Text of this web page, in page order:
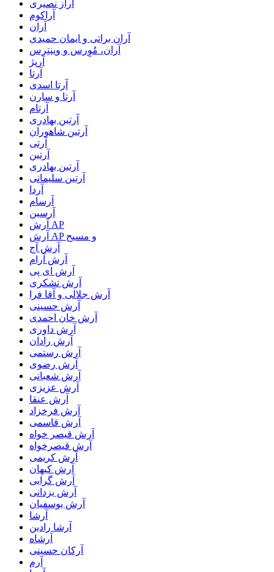
آراز نصیری
آراکوم
آران
آران براتی و ایمان حمیدی
آران، مُوِرس و وینتِرس
آرپژ
آرتا
آرتا اسدی
آرتا و سارن
آرتام
آرتبن بهادری
آرتين شاهوران
آرتی
آرتین
آرتین بهادری
آرتین سلیمانی
آردا
آرسام
آرسین
آرش AP
آرش AP و مسیح
آرش آج
آرش آرام
آرش ای پی
آرش تشکری
آرش جلالی و آقا فرا
آرش حسینی
آرش خان احمدی
آرش داوری
آرش رادان
آرش رستمى
آرش رضوی
آرش شعبانی
آرش عزیزی
آرش عنقا
آرش فرخزاد
آرش قاسمی
آرش قیصر خواه
آرش قیصرخواه
آرش کریمی
آرش کیهان
آرش گرایی
آرش یزدانی
آرش یوسفیان
آرشا
آرشا رادین
آرشاه
آرکان حسینی
آرم